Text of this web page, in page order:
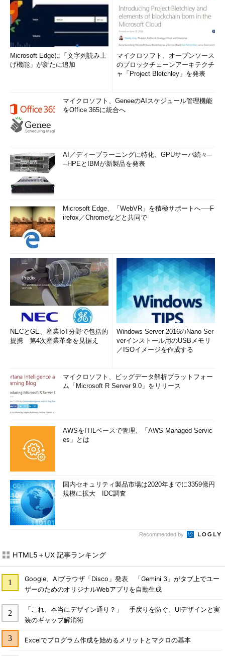
Microsoft Edgeに「文字列読み上
げ機能」が新たに追加
マイクロソフト、オープンソース
のブロックチェーンアーキテクチ
ャ「Project Bletchley」を発表
マイクロソフト、GeneeのAIスケジュール管理機能
をOffice 365に統合へ
AI／ディープラーニングに特化、GPUサーバ続々─
─HPEとIBMが新製品を発表
Microsoft Edge、「WebVR」を積極サポートへ──F
irefox／Chromeなどと共同で
NECとGE、産業IoT分野で包括的
提携 第4次産業革命を見据え
Windows Server 2016のNano Ser
verインストール用のUSBメモリ
／ISOイメージを作成する
マイクロソフト、ビッグデータ解析プラットフォー
ム「Microsoft R Server 9.0」をリリース
AWSをITILベースで管理、「AWS Managed Servic
es」とは
国内セキュリティ製品市場は2020年までに3359億円
規模に拡大 IDC調査
Recommended by
HTML5＋UX 記事ランキング
Google、AIブラウザ「Disco」発表 「Gemini 3」がタブ上でユー
ザーのためのオリジナルWebアプリを自動生成
「これ、本当にデザイン通り？」 手戻りを防ぐ、UIデザインと実
装のギャップ解消術
Excelでプログラム作成を始めるメリットとマクロの基本